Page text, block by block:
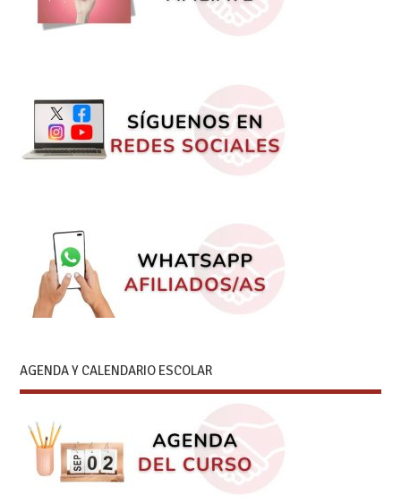
AGENDA Y CALENDARIO ESCOLAR